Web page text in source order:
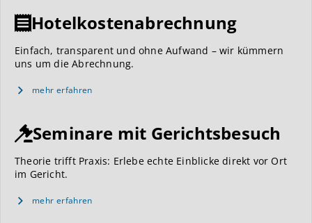
Hotelkostenabrechnung
Einfach, transparent und ohne Aufwand – wir kümmern
uns um die Abrechnung.
mehr erfahren
Seminare mit Gerichtsbesuch
Theorie trifft Praxis: Erlebe echte Einblicke direkt vor Ort
im Gericht.
mehr erfahren